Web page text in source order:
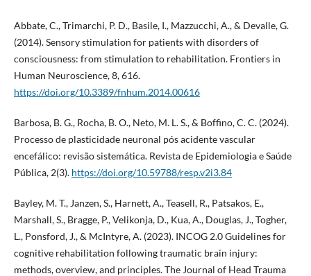
Abbate, C., Trimarchi, P. D., Basile, I., Mazzucchi, A., & Devalle, G.
(2014). Sensory stimulation for patients with disorders of
consciousness: from stimulation to rehabilitation. Frontiers in
Human Neuroscience, 8, 616.
https://doi.org/10.3389/fnhum.2014.00616
Barbosa, B. G., Rocha, B. O., Neto, M. L. S., & Boffino, C. C. (2024).
Processo de plasticidade neuronal pós acidente vascular
encefálico: revisão sistemática. Revista de Epidemiologia e Saúde
Pública, 2(3). https://doi.org/10.59788/resp.v2i3.84
Bayley, M. T., Janzen, S., Harnett, A., Teasell, R., Patsakos, E.,
Marshall, S., Bragge, P., Velikonja, D., Kua, A., Douglas, J., Togher,
L., Ponsford, J., & McIntyre, A. (2023). INCOG 2.0 Guidelines for
cognitive rehabilitation following traumatic brain injury:
methods, overview, and principles. The Journal of Head Trauma